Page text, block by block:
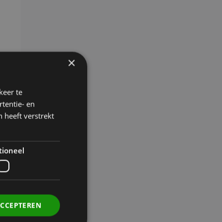
×
te
en
heeft verstrekt